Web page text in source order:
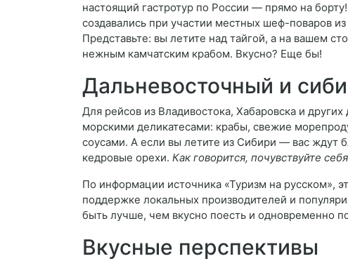
настоящий гастротур по России — прямо на
создавались при участии местных шеф-поваров
Представьте: вы летите над тайгой, а на вашем
нежным камчатским крабом. Вкусно? Еще бы!
Дальневосточный и
Для рейсов из Владивостока, Хабаровска и
морскими деликатесами: крабы, свежие
соусами. А если вы летите из Сибири — вас ждут
кедровые орехи. Как говорится, почувствуйте
По информации источника «Туризм на русском»,
поддержке локальных производителей и
быть лучше, чем вкусно поесть и одновременно
Вкусные перспективы